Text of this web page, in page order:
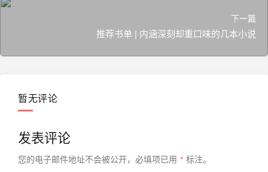
下一篇
推荐书单 | 内涵深刻却重口味的几本小说
暂无评论
发表评论
您的电子邮件地址不会被公开， 必填项已用 * 标注。